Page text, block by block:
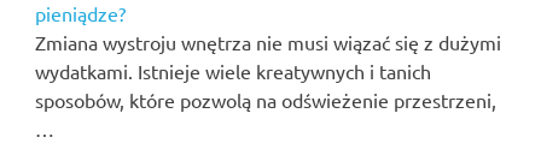
pieniądze?
Zmiana wystroju wnętrza nie musi wiązać się z dużymi
wydatkami. Istnieje wiele kreatywnych i tanich
sposobów, które pozwolą na odświeżenie przestrzeni,
…